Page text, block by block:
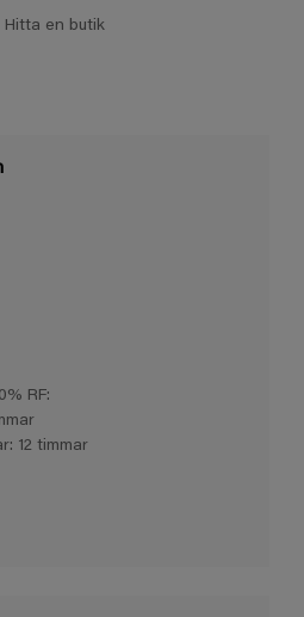
Hitta en butik
RF:
12 timmar